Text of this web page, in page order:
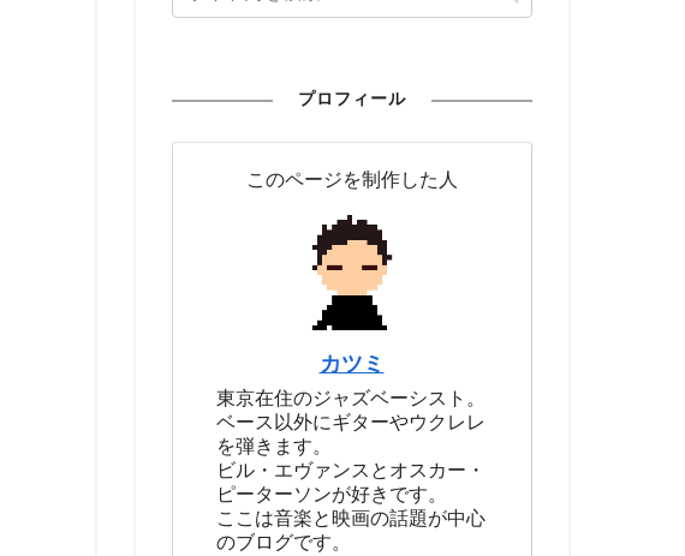
プロフィール
このページを制作した人
カツミ
東京在住のジャズベーシスト。
ベース以外にギターやウクレレ
を弾きます。
ビル・エヴァンスとオスカー・
ピーターソンが好きです。
ここは音楽と映画の話題が中心
のブログです。